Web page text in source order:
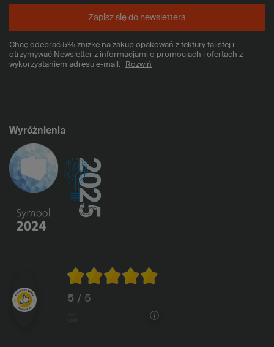
Chcę odebrać 5% zniżkę na zakup opakowań z tektury falistej i
otrzymywać Newsletter z informacjami o promocjach i ofertach z
wykorzystaniem adresu e-mail.
Rozwiń
Zapisz się do newslettera
Wyróżnienia
5 / 5